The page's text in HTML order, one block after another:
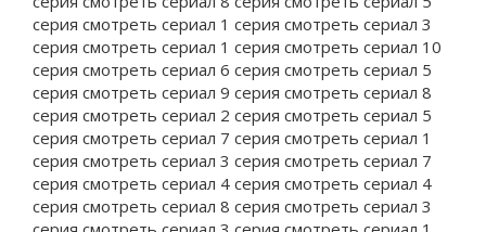
серия смотреть сериал 1 серия смотреть сериал 3
серия смотреть сериал 1 серия смотреть сериал 10
серия смотреть сериал 6 серия смотреть сериал 5
серия смотреть сериал 9 серия смотреть сериал 8
серия смотреть сериал 2 серия смотреть сериал 5
серия смотреть сериал 7 серия смотреть сериал 1
серия смотреть сериал 3 серия смотреть сериал 7
серия смотреть сериал 4 серия смотреть сериал 4
серия смотреть сериал 8 серия смотреть сериал 3